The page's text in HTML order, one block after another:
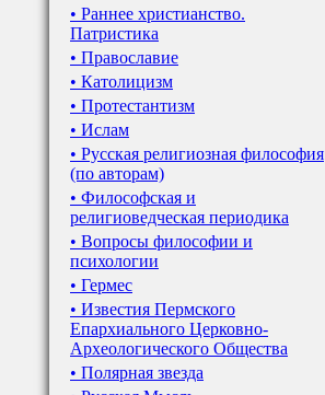
• Раннее христианство.
Патристика
• Православие
• Католицизм
• Протестантизм
• Ислам
• Русская религиозная философия
(по авторам)
• Философская и
религиоведческая периодика
• Вопросы философии и
психологии
• Гермес
• Известия Пермского
Епархиального Церковно-
Археологического Общества
• Полярная звезда